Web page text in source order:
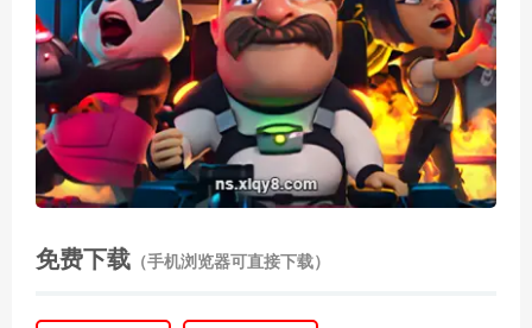
免费下载 （手机浏览器可直接下载）